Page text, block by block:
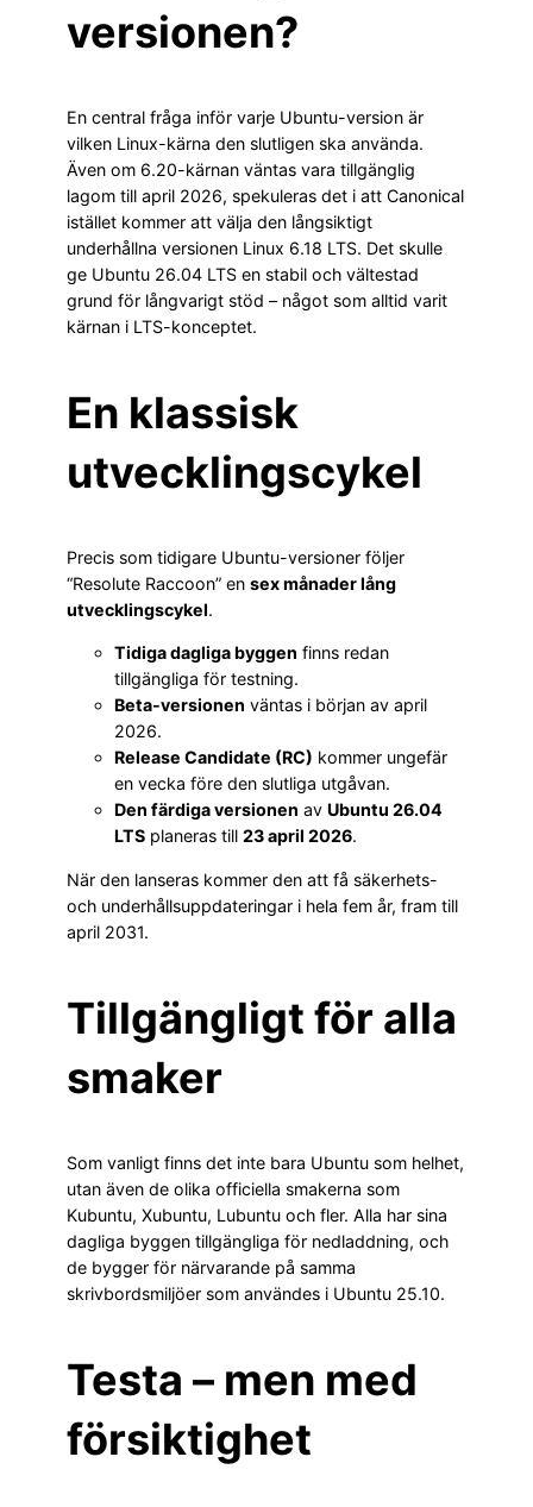
versionen?
En central fråga inför varje Ubuntu-version är
vilken Linux-kärna den slutligen ska använda.
Även om 6.20-kärnan väntas vara tillgänglig
lagom till april 2026, spekuleras det i att Canonical
istället kommer att välja den långsiktigt
underhållna versionen Linux 6.18 LTS. Det skulle
ge Ubuntu 26.04 LTS en stabil och vältestad
grund för långvarigt stöd – något som alltid varit
kärnan i LTS-konceptet.
En klassisk
utvecklingscykel
Precis som tidigare Ubuntu-versioner följer
“Resolute Raccoon” en sex månader lång
utvecklingscykel.
Tidiga dagliga byggen finns redan
tillgängliga för testning.
Beta-versionen väntas i början av april
2026.
Release Candidate (RC) kommer ungefär
en vecka före den slutliga utgåvan.
Den färdiga versionen av Ubuntu 26.04
LTS planeras till 23 april 2026.
När den lanseras kommer den att få säkerhets-
och underhållsuppdateringar i hela fem år, fram till
april 2031.
Tillgängligt för alla
smaker
Som vanligt finns det inte bara Ubuntu som helhet,
utan även de olika officiella smakerna som
Kubuntu, Xubuntu, Lubuntu och fler. Alla har sina
dagliga byggen tillgängliga för nedladdning, och
de bygger för närvarande på samma
skrivbordsmiljöer som användes i Ubuntu 25.10.
Testa – men med
försiktighet